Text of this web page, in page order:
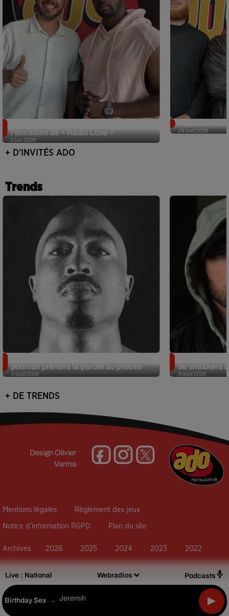
Live : National Webradios Podcasts
Birthday Sex - Jeremih
2 juin 2026
l'occasion de « Radio Love »
24 avril 2026
+ D'INVITÉS ADO
Trends
4 août 2026
pourrait prendre la parole au procès
3 août 2026
de sneakers
+ DE TRENDS
Design Olivier
Varma
Mentions légales Règlement des jeux
Notice d’information RGPD Plan du site
Archives 2026 2025 2024 2023 2022